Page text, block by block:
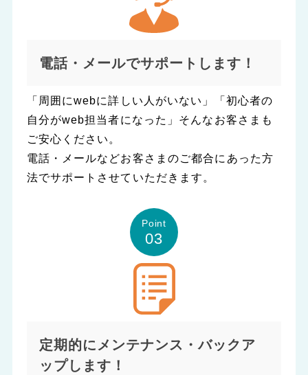
電話・メールでサポートします！
「周囲にwebに詳しい人がいない」「初心者の
自分がweb担当者になった」そんなお客さまも
ご安心ください。
電話・メールなどお客さまのご都合にあった方
法でサポートさせていただきます。
Point
03
定期的にメンテナンス・バックア
ップします！